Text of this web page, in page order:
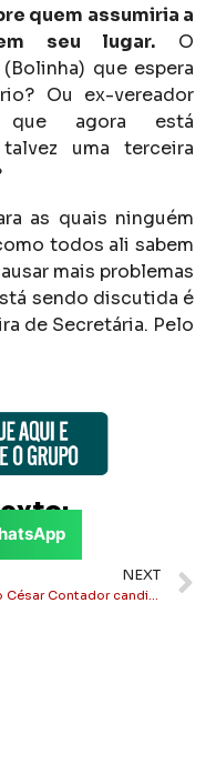
quem assumiria a
seu lugar. O
que espera
Ou ex-vereador
que agora está
uma terceira
as quais ninguém
todos ali sabem
mais problemas
sendo discutida é
de Secretária. Pelo
NEXT
Paulo César Contador candidato a vice-prefeito, será?